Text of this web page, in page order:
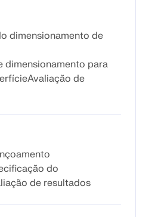
Geo
fornece mapas de zonas
dados sísmicos.
CARGA
dimensionamento de
dimensionamento para
de
do
de resultados